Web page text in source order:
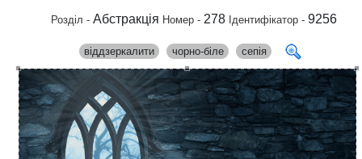
Розділ - Абстракція Номер - 278 Ідентифікатор - 9256
віддзеркалити чорно-біле сепія